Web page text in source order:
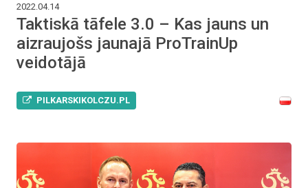
2022.04.14
Taktiskā tāfele 3.0 – Kas jauns un
aizraujošs jaunajā ProTrainUp
veidotājā
PILKARSKIKOLCZU.PL